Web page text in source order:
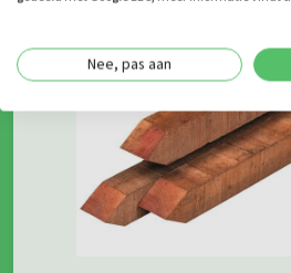
Nee, pas aan